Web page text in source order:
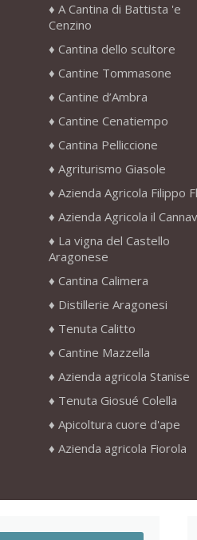
A Cantina di Battista 'e
Cenzino
Cantina dello scultore
Cantine Tommasone
Cantine d’Ambra
Cantine Cenatiempo
Cantina Pelliccione
Agriturismo Giasole
Azienda Agricola Filippo
Azienda Agricola il
La vigna del Castello
Aragonese
Cantina Calimera
Distillerie Aragonesi
Tenuta Calitto
Cantine Mazzella
Azienda agricola Stanise
Tenuta Giosué Colella
Apicoltura cuore d'ape
Azienda agricola Fiorola